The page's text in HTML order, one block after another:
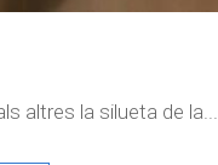
altres la silueta de la...